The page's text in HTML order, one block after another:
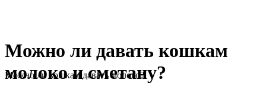
Можно ли давать кошкам
молоко и сметану?
Можно ли кошкам давать молоко?